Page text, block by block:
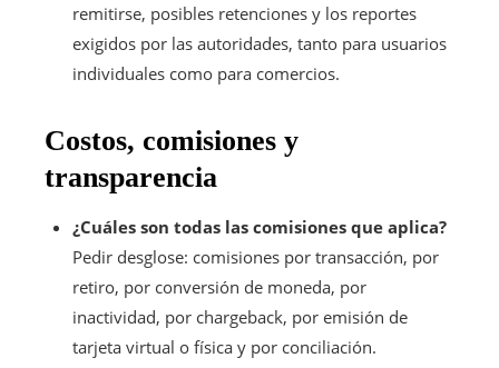
remitirse, posibles retenciones y los reportes
exigidos por las autoridades, tanto para usuarios
individuales como para comercios.
Costos, comisiones y
transparencia
¿Cuáles son todas las comisiones que aplica?
Pedir desglose: comisiones por transacción, por
retiro, por conversión de moneda, por
inactividad, por chargeback, por emisión de
tarjeta virtual o física y por conciliación.